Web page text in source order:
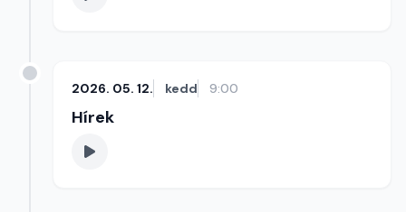
2026. 05. 12. kedd 9:00
Hírek